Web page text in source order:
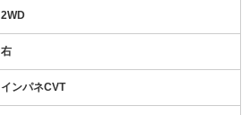
2WD
右
インパネCVT